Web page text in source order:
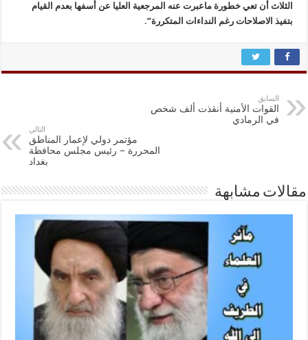
الثلاث أن تعي خطورة ماعبرت عنه المرجعية العليا عن أسفها بعدم القيام
بتفيذ الاصلاحات رغم النداءات المتكررة”.
السابق
القوات الأمنية أنقذت ألف شخص
في الرمادي
التالي
مؤتمر دولي لإعمار المناطق
المحررة – رئيس مجلس محافظة
بغداد
مقالات مشابهة